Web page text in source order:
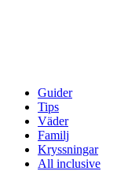
Guider
Tips
Väder
Familj
Kryssningar
All inclusive